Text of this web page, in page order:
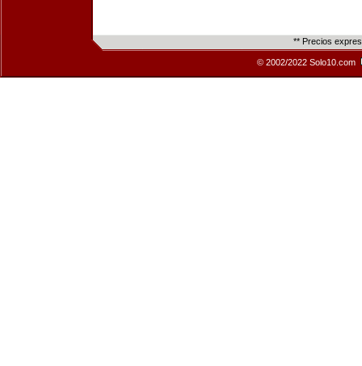
** Precios
© 2002/2022 Solo10.com